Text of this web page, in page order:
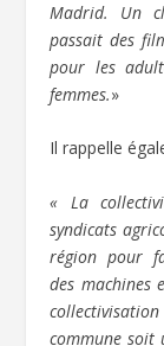
Madrid. Un
passait des
pour les
femmes.»
Il rappelle
« La
syndicats
région pour
des machines
commune soit